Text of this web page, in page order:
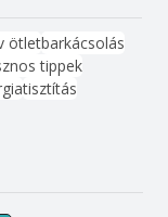
ötletbarkácsolás
tippek
tisztítás